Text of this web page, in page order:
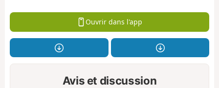
Ouvrir dans l'app
Avis et discussion